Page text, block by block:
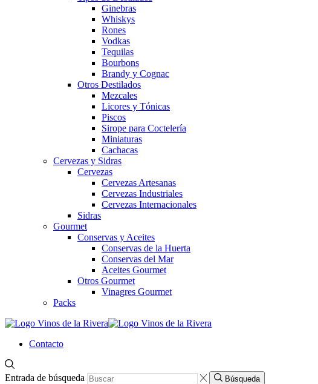
Ginebras
Whiskys
Rones
Vodkas
Tequilas
Bourbons
Brandy y Cognac
Otros Destilados
Mezcales
Licores y Tónicas
Piscos
Sirope para Coctelería
Miniaturas
Cachacas
Cervezas y Sidras
Cervezas
Cervezas Artesanas
Cervezas Industriales
Cervezas Internacionales
Sidras
Gourmet
Conservas y Aceites
Conservas de la Huerta
Conservas del Mar
Aceites Gourmet
Otros Gourmet
Vinagres Gourmet
Packs
Contacto
Entrada de búsqueda Búsqueda